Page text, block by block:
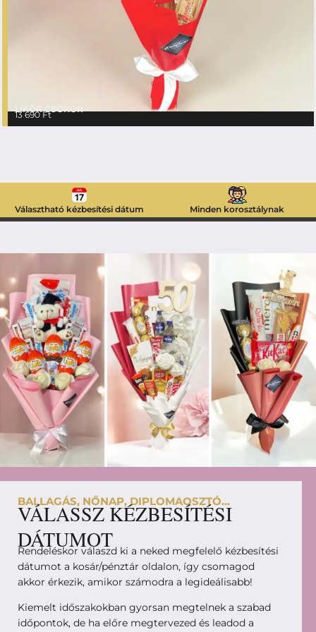
LIKŐR CSOKOR
13 690Ft
Választható kézbesítési dátum Minden korosztálynak
BALLAGÁS, NŐNAP, DIPLOMAOSZTÓ...
VÁLASSZ KÉZBESÍTÉSI
DÁTUMOT
Rendeléskor válaszd ki a neked megfelelő kézbesítési
dátumot a kosár/pénztár oldalon, így csomagod
akkor érkezik, amikor számodra a legideálisabb!
Kiemelt időszakokban gyorsan megtelnek a szabad
időpontok, de ha előre megtervezed és leadod a